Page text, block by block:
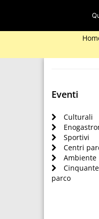
Eventi
Culturali
Sportivi
Centri
Ambiente
parco